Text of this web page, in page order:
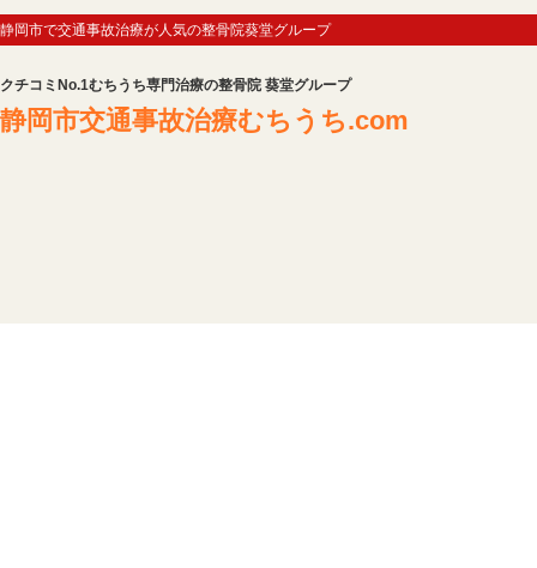
静岡市で交通事故治療が人気の整骨院葵堂グループ
クチコミNo.1むちうち専門治療の整骨院 葵堂グループ
静岡市交通事故治療むちうち.com